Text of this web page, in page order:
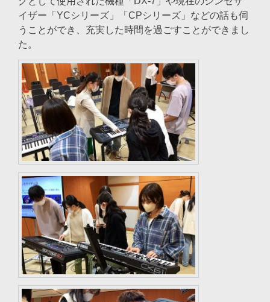
イザー「YCシリーズ」「CPシリーズ」などの話も伺
うことができ、充実した時間を過ごすことができまし
た。